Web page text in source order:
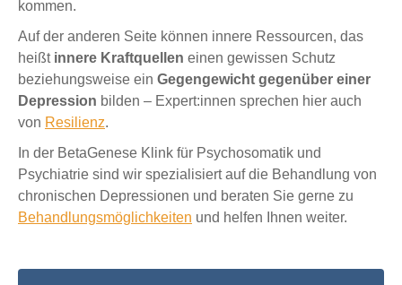
kommen.
Auf der anderen Seite können innere Ressourcen, das
heißt innere Kraftquellen einen gewissen Schutz
beziehungsweise ein Gegengewicht gegenüber einer
Depression bilden – Expert:innen sprechen hier auch
von Resilienz.
In der BetaGenese Klink für Psychosomatik und
Psychiatrie sind wir spezialisiert auf die Behandlung von
chronischen Depressionen und beraten Sie gerne zu
Behandlungsmöglichkeiten und helfen Ihnen weiter.